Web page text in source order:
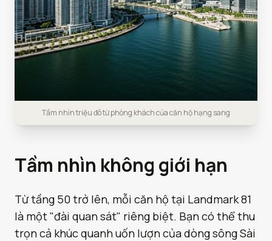
Tầm nhìn triệu đô từ phòng khách của căn hộ hạng sang
Tầm nhìn không giới hạn
Từ tầng 50 trở lên, mỗi căn hộ tại Landmark 81
là một "đài quan sát" riêng biệt. Bạn có thể thu
trọn cả khúc quanh uốn lượn của dòng sông Sài